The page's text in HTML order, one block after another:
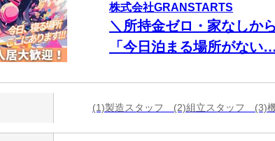
株式会社GRANSTARTS
＼所持金ゼロ・家なしか
「今日泊まる場所がな
能◎働く場所も
(1)製造スタッフ (2)組立スタッフ (3)